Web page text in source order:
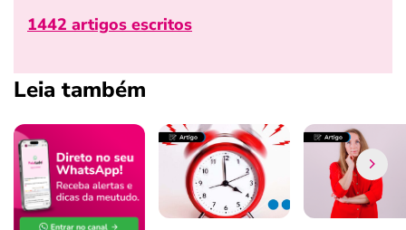
1442 artigos escritos
Leia também